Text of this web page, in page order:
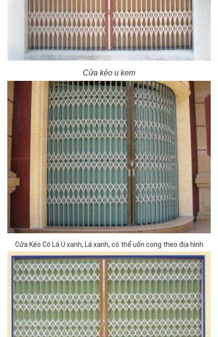
Cửa kéo u kem
Cửa Kéo Có Lá U xanh, Lá xanh, có thể uốn cong theo địa hình